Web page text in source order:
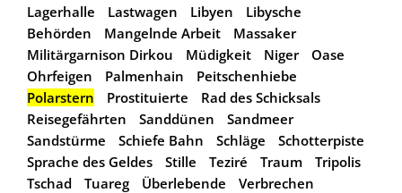
Lagerhalle
Lastwagen Libyen
Libysche
Behörden
Mangelnde Arbeit
Massaker
Militärgarnison Dirkou
Müdigkeit Niger
Oase
Ohrfeigen
Palmenhain
Peitschenhiebe
Polarstern
Prostituierte
Rad des Schicksals
Reisegefährten
Sanddünen
Sandmeer
Sandstürme
Schiefe Bahn Schläge
Schotterpiste
Sprache des Geldes
Stille Teziré Traum
Tripolis
Tschad
Tuareg Überlebende
Verbrechen